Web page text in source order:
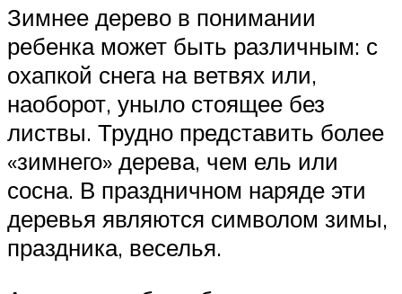
Зимнее дерево в понимании
ребенка может быть различным: с
охапкой снега на ветвях или,
наоборот, уныло стоящее без
листвы. Трудно представить более
«зимнего» дерева, чем ель или
сосна. В праздничном наряде эти
деревья являются символом зимы,
праздника, веселья.